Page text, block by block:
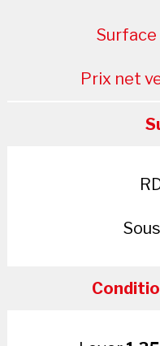
Prix net